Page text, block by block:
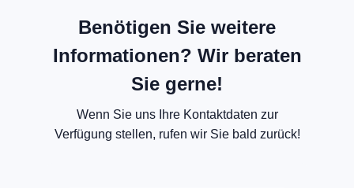
Benötigen Sie weitere
Informationen? Wir beraten
Sie gerne!
Wenn Sie uns Ihre Kontaktdaten zur
Verfügung stellen, rufen wir Sie bald zurück!